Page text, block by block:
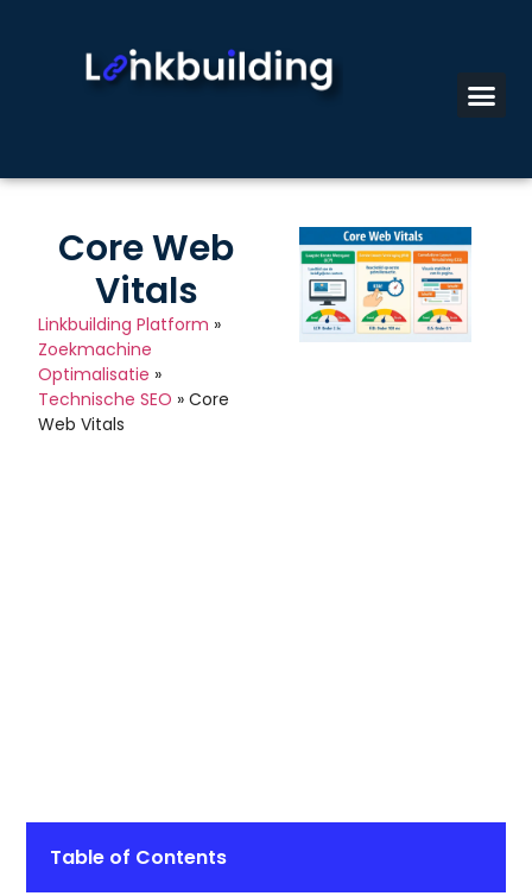
Core Web
Vitals
Linkbuilding Platform »
Zoekmachine
Optimalisatie »
Technische SEO »Core
Web Vitals
Table of Contents